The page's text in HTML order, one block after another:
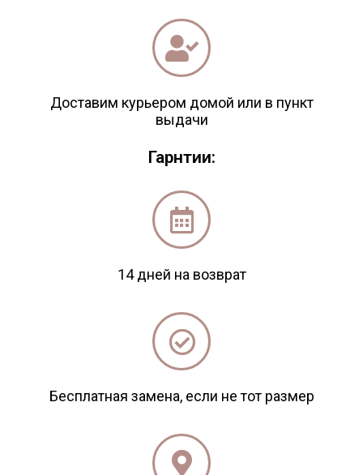
Доставим курьером домой или в пункт
выдачи
Гарнтии:
14 дней на возврат
Бесплатная замена, если не тот размер